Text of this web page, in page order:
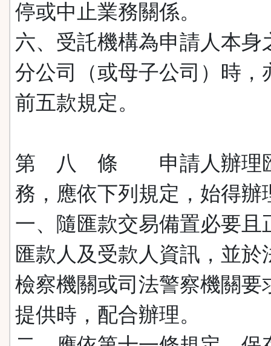
停或中止業務關係。
六、受託機構為申請人本身
分公司（或母子公司）時，
前五款規定。
第 八 條 申請人辦理
務，應依下列規定，始得辦
一、隨匯款交易備置必要且
匯款人及受款人資訊，並於
檢察機關或司法警察機關要
提供時，配合辦理。